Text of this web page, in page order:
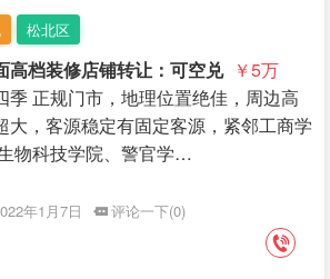
松北区
高档装修店铺转让：可空兑 ￥5万
季 正规门市，地理位置绝佳，周边高
大，客源稳定有固定客源，紧邻工商学
物科技学院、警官学…
年1月7日
评论一下(0)